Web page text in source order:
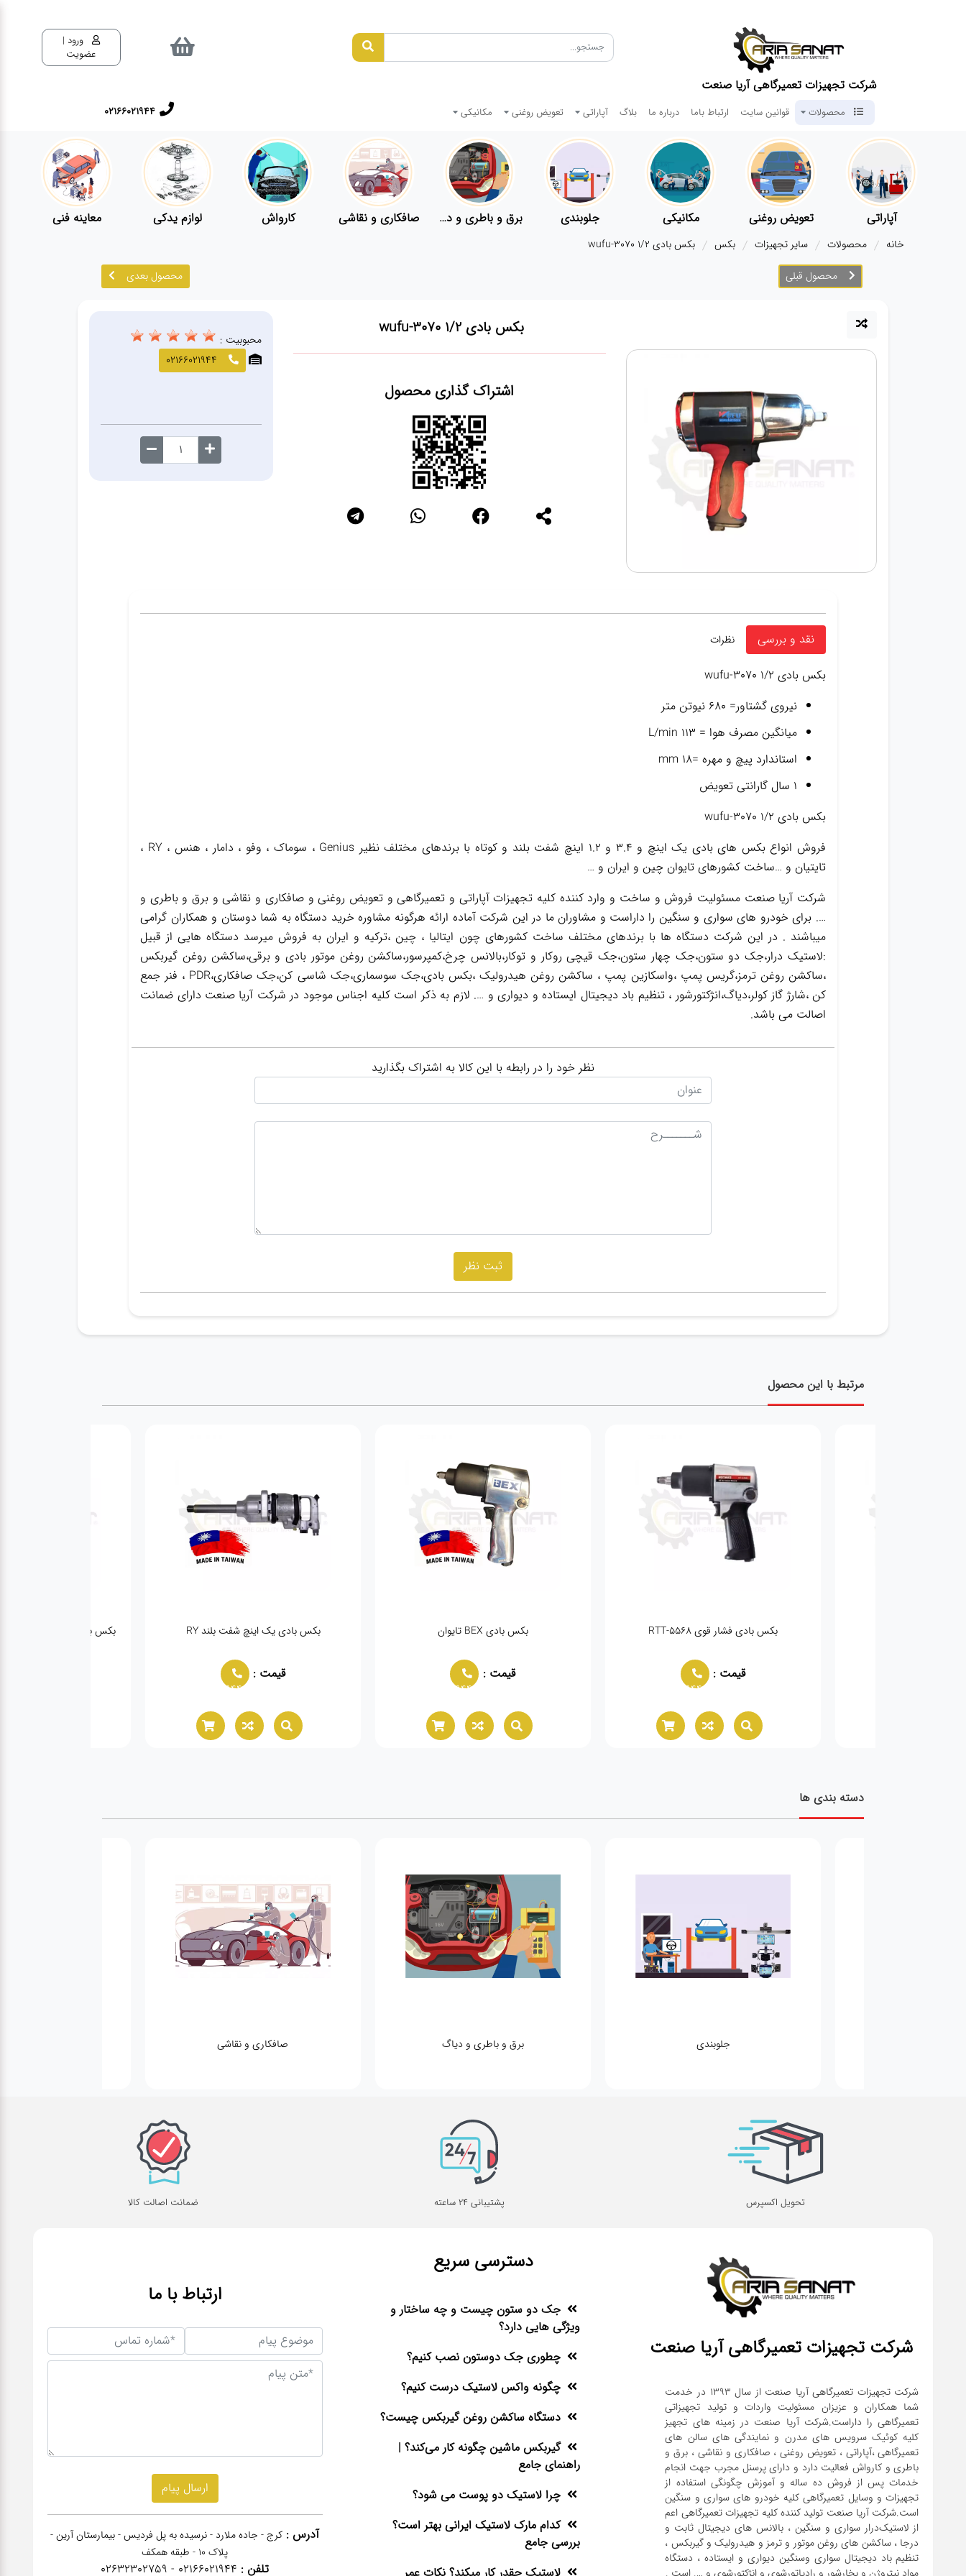
شرکت تجهیزات تعمیرگاهی آریا صنعت
ورود |
عضویت
محصولات قوانین سایت ارتباط باما درباره ما بلاگ آپاراتی تعویض روغنی مکانیکی 02166021944
آپاراتی تعویض روغنی مکانیکی جلوبندی برق و باطری و دیاگ صافکاری و نقاشی کارواش لوازم یدکی معاینه فنی
خانه محصولات سایر تجهیزات بکس
بکس بادی ۱/۲ wufu-3070
محصول قبلی
محصول بعدی
بکس بادی ۱/۲ wufu-3070
اشتراک گذاری محصول
محبوبیت :
02166021944
نقد و بررسی نظرات
بکس بادی ۱/۲ wufu-3070
نیروی گشتاور= ۶۸۰ نیوتن متر
میانگین مصرف هوا = L/min 113
استاندارد پیچ و مهره =۱۸ mm
۱ سال گارانتی تعویض
بکس بادی ۱/۲ wufu-3070
فروش انواع بکس های بادی یک اینچ و 3.4 و 1.2 اینچ شفت بلند و کوتاه با برندهای مختلف نظیر Genius ، سوماک ، وفو ، دامار ، هنس ، RY ،
تایتیان و …ساخت کشورهای تایوان چین و ایران و …
شرکت آریا صنعت مسئولیت فروش و ساخت و وارد کننده کلیه تجهیزات آپاراتی و تعمیرگاهی و تعویض روغنی و صافکاری و نقاشی و برق و باطری و
…. برای خودرو های سواری و سنگین را داراست و مشاوران ما در این شرکت آماده ارائه هرگونه مشاوره خرید دستگاه به شما دوستان و همکاران گرامی
میباشند . در این شرکت دستگاه ها با برندهای مختلف ساخت کشورهای چون ایتالیا ، چین ،ترکیه و ایران به فروش میرسد دستگاه هایی از قبیل
:لاستیک درار،جک دو ستون،جک چهار ستون،جک قیچی روکار و توکار،بالانس چرخ،کمپرسور،ساکشن روغن موتور بادی و برقی،ساکشن روغن گیربکس
،ساکشن روغن ترمز،گریس پمپ ،واسکازین پمپ ، ساکشن روغن هیدرولیک ،بکس بادی،جک سوسماری،جک شاسی کن،جک صافکاری،PDR ، فنر جمع
کن ،شارژ گاز کولر،دیاگ،انژکتورشور ، تنظیم باد دیجیتال ایستاده و دیواری و …. لازم به ذکر است کلیه اجناس موجود در شرکت آریا صنعت دارای ضمانت
اصالت می باشد.
نظر خود را در رابطه با این کالا به اشتراک بگذارید
مرتبط با این محصول
بکس بادی فشار قوی RTT-5568
قیمت :
02166021944
بکس بادی BEX تایوان
قیمت :
02166021944
بکس بادی یک اینچ شفت بلند RY
قیمت :
02166021944
دسته بندی ها
جلوبندی برق و باطری و دیاگ صافکاری و نقاشی
تحویل اکسپرس پشتیبانی 24 ساعته ضمانت اصالت کالا
شرکت تجهیزات تعمیرگاهی آریا صنعت
شرکت تجهیزات تعمیرگاهی آریا صنعت از سال ۱۳۹۳ در خدمت
شما همکاران و عزیزان مسئولیت واردات و تولید تجهیزاتی
تعمیرگاهی را داراست.شرکت آریا صنعت در زمینه های تجهیز
کلیه کوئیک سرویس های مدرن و نمایندگی های سالن های
تعمیرگاهی ،آپاراتی ، تعویض روغنی ، صافکاری و نقاشی ، برق و
باطری و کارواش فعالیت دارد و دارای پرسنل مجرب جهت انجام
خدمات پس از فروش ده ساله و آموزش چگونگی استفاده از
تجهیزات و وسایل تعمیرگاهی کلیه خودرو های سواری و سنگین
است.شرکت آریا صنعت تولید کننده کلیه تجهیزات تعمیرگاهی اعم
از لاستیک‌درار سواری و ‌سنگین ، بالانس های دیجیتال ثابت و
درجا ، ساکشن های روغن موتور و ترمز و هیدرولیک و گیربکس ،
تنظیم باد دیجیتال سواری و‌سنگین دیواری و ایستاده ، دستگاه
دسترسی سریع
جک دو ستون چیست و چه ساختار و
ویژگی هایی دارد؟
چطوری جک دوستون نصب کنیم؟
چگونه واکس لاستیک درست کنیم؟
دستگاه ساکشن روغن گیربکس چیست؟
گیربکس ماشین چگونه کار می‌کند؟ |
راهنمای جامع
چرا لاستیک دو پوست می شود؟
کدام مارک لاستیک ایرانی بهتر است؟
بررسی جامع
ارتباط با ما
آدرس : کرج - جاده ملارد - نرسیده به پل فردیس - بیمارستان آرین -
پلاک 10 - طبقه همکف
تلفن : 02166021944 - 02632302759